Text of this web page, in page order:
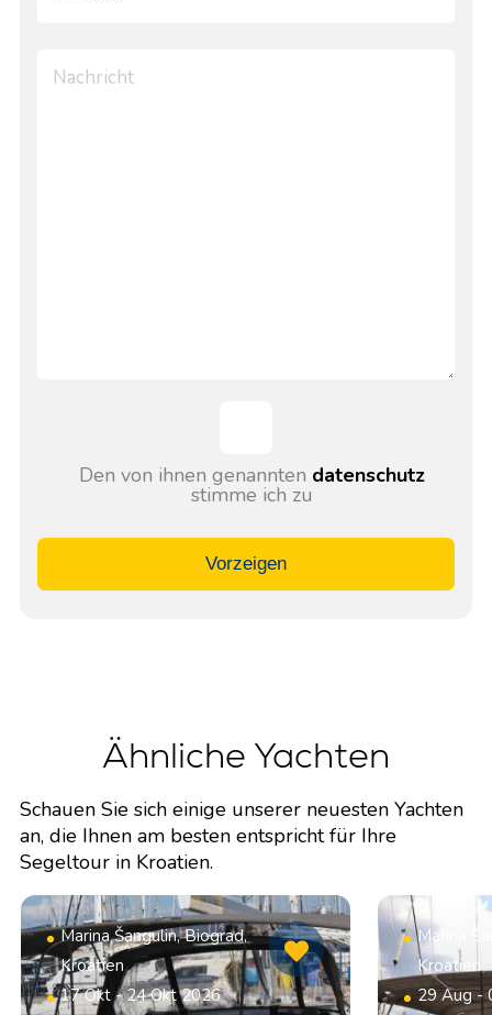
Den von ihnen genannten datenschutz
stimme ich zu
Vorzeigen
Ähnliche Yachten
Schauen Sie sich einige unserer neuesten Yachten
an, die Ihnen am besten entspricht für Ihre
Segeltour in Kroatien.
Marina Šangulin, Biograd,
Kroatien
17 Okt - 24 Okt 2026
Marina
Kroatien
29 Aug -